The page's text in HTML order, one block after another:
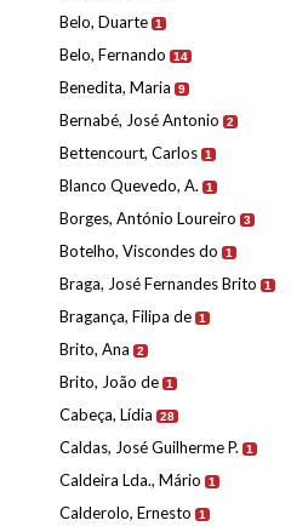
Belo, Duarte 1
Belo, Fernando 14
Benedita, Maria 9
Bernabé, José Antonio 2
Bettencourt, Carlos 1
Blanco Quevedo, A. 1
Borges, António Loureiro 3
Botelho, Viscondes do 1
Braga, José Fernandes Brito 1
Bragança, Filipa de 1
Brito, Ana 2
Brito, João de 1
Cabeça, Lídia 28
Caldas, José Guilherme P. 1
Caldeira Lda., Mário 1
Calderolo, Ernesto 1